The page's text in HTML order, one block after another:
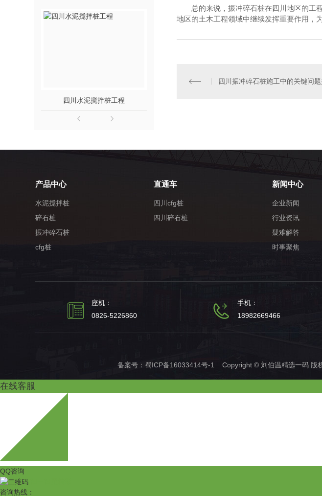
四川水泥搅拌桩工程
总的来说，振冲碎石桩在四川地区的工
地区的土木工程领域中继续发挥重要作用，
四川振冲碎石桩施工中的关键问
产品中心
水泥搅拌桩
碎石桩
振冲碎石桩
cfg桩
直通车
四川cfg桩
四川碎石桩
新闻中心
企业新闻
行业资讯
疑难解答
时事聚焦
座机：
0826-5226860
手机：
18982669466
备案号： 蜀ICP备16033414号-1 Copyright © 刘伯温精选一码 版
在线客服
QQ咨询
咨询热线：